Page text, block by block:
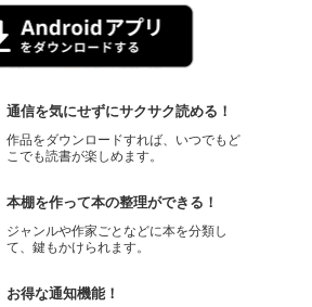
通信を気にせずにサクサク読める！
作品をダウンロードすれば、いつでもど
こでも読書が楽しめます。
本棚を作って本の整理ができる！
ジャンルや作家ごとなどに本を分類し
て、鍵もかけられます。
お得な通知機能！